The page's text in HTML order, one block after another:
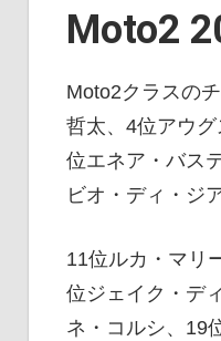
Moto2
Moto2クラスの
哲太、4位アウ
位エネア・バス
ビオ・ディ・ジ
11位ルカ・マリ
位ジェイク・デ
ネ・コルシ、19